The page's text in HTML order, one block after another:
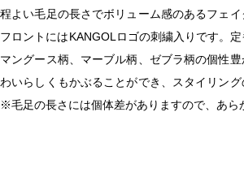
程よい毛足の長さでボリューム感のあるフェ
フロントにはKANGOLロゴの刺繍入りです。
マングース柄、マーブル柄、ゼブラ柄の個性
わいらしくもかぶることができ、スタイリン
※毛足の長さには個体差がありますので、あら